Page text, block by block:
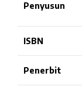
Penyusun
ISBN
Penerbit